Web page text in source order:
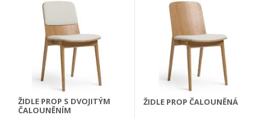
ŽIDLE PROP S DVOJITÝM
ČALOUNĚNÍM
ŽIDLE PROP ČALOUNĚNÁ